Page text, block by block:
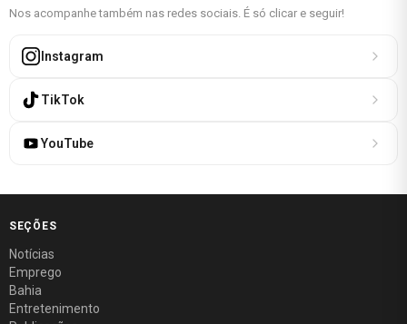
Nos acompanhe também nas redes sociais. É só clicar e seguir!
Instagram
TikTok
YouTube
SEÇÕES
Notícias
Emprego
Bahia
Entretenimento